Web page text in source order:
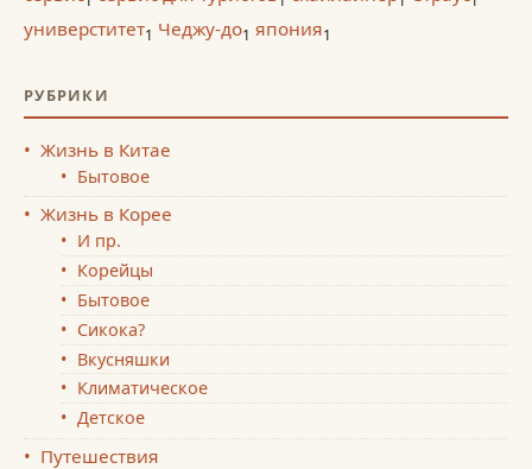
универститет1 Чеджу-до1 япония1
РУБРИКИ
Жизнь в Китае
Бытовое
Жизнь в Корее
И пр.
Корейцы
Бытовое
Сикока?
Вкусняшки
Климатическое
Детское
Путешествия